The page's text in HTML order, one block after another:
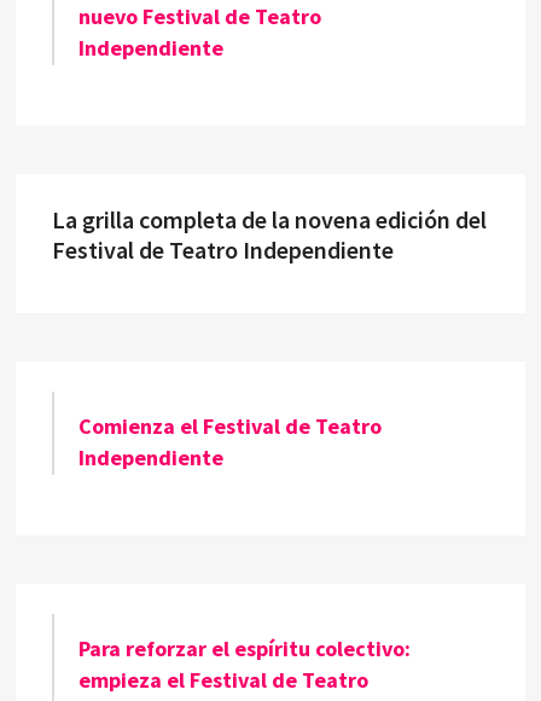
nuevo Festival de Teatro
Independiente
La grilla completa de la novena edición del
Festival de Teatro Independiente
Comienza el Festival de Teatro
Independiente
Para reforzar el espíritu colectivo:
empieza el Festival de Teatro